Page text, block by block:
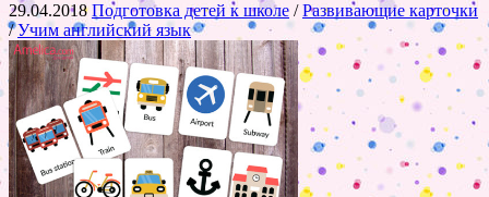
29.04.2018Подготовка детей к школе /Развивающие карточки
/Учим английский язык